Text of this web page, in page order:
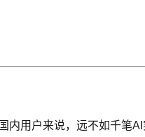
用户来说，远不如千笔AI